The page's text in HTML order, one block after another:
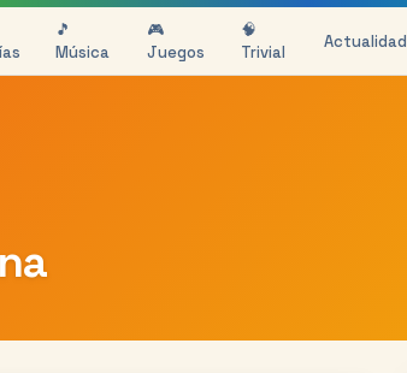
🎵
Música
🎮
Juegos
🧠
Trivial
Actualidad